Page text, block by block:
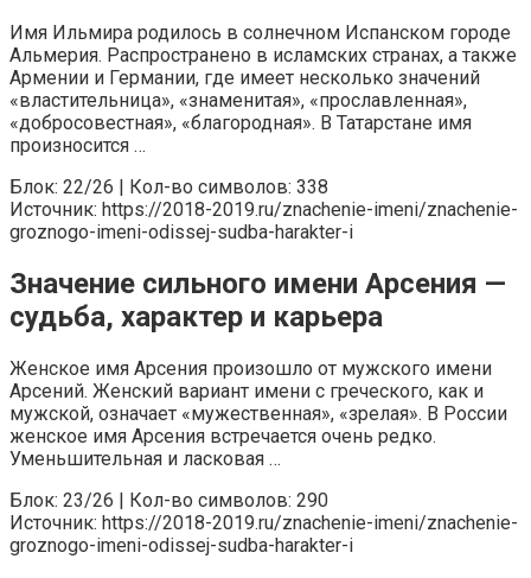
Имя Ильмира родилось в солнечном Испанском городе
Альмерия. Распространено в исламских странах, а также
Армении и Германии, где имеет несколько значений
«властительница», «знаменитая», «прославленная»,
«добросовестная», «благородная». В Татарстане имя
произносится …
Блок: 22/26 | Кол-во символов: 338
Источник: https://2018-2019.ru/znachenie-imeni/znachenie-
groznogo-imeni-odissej-sudba-harakter-i
Значение сильного имени Арсения —
судьба, характер и карьера
Женское имя Арсения произошло от мужского имени
Арсений. Женский вариант имени с греческого, как и
мужской, означает «мужественная», «зрелая». В России
женское имя Арсения встречается очень редко.
Уменьшительная и ласковая …
Блок: 23/26 | Кол-во символов: 290
Источник: https://2018-2019.ru/znachenie-imeni/znachenie-
groznogo-imeni-odissej-sudba-harakter-i